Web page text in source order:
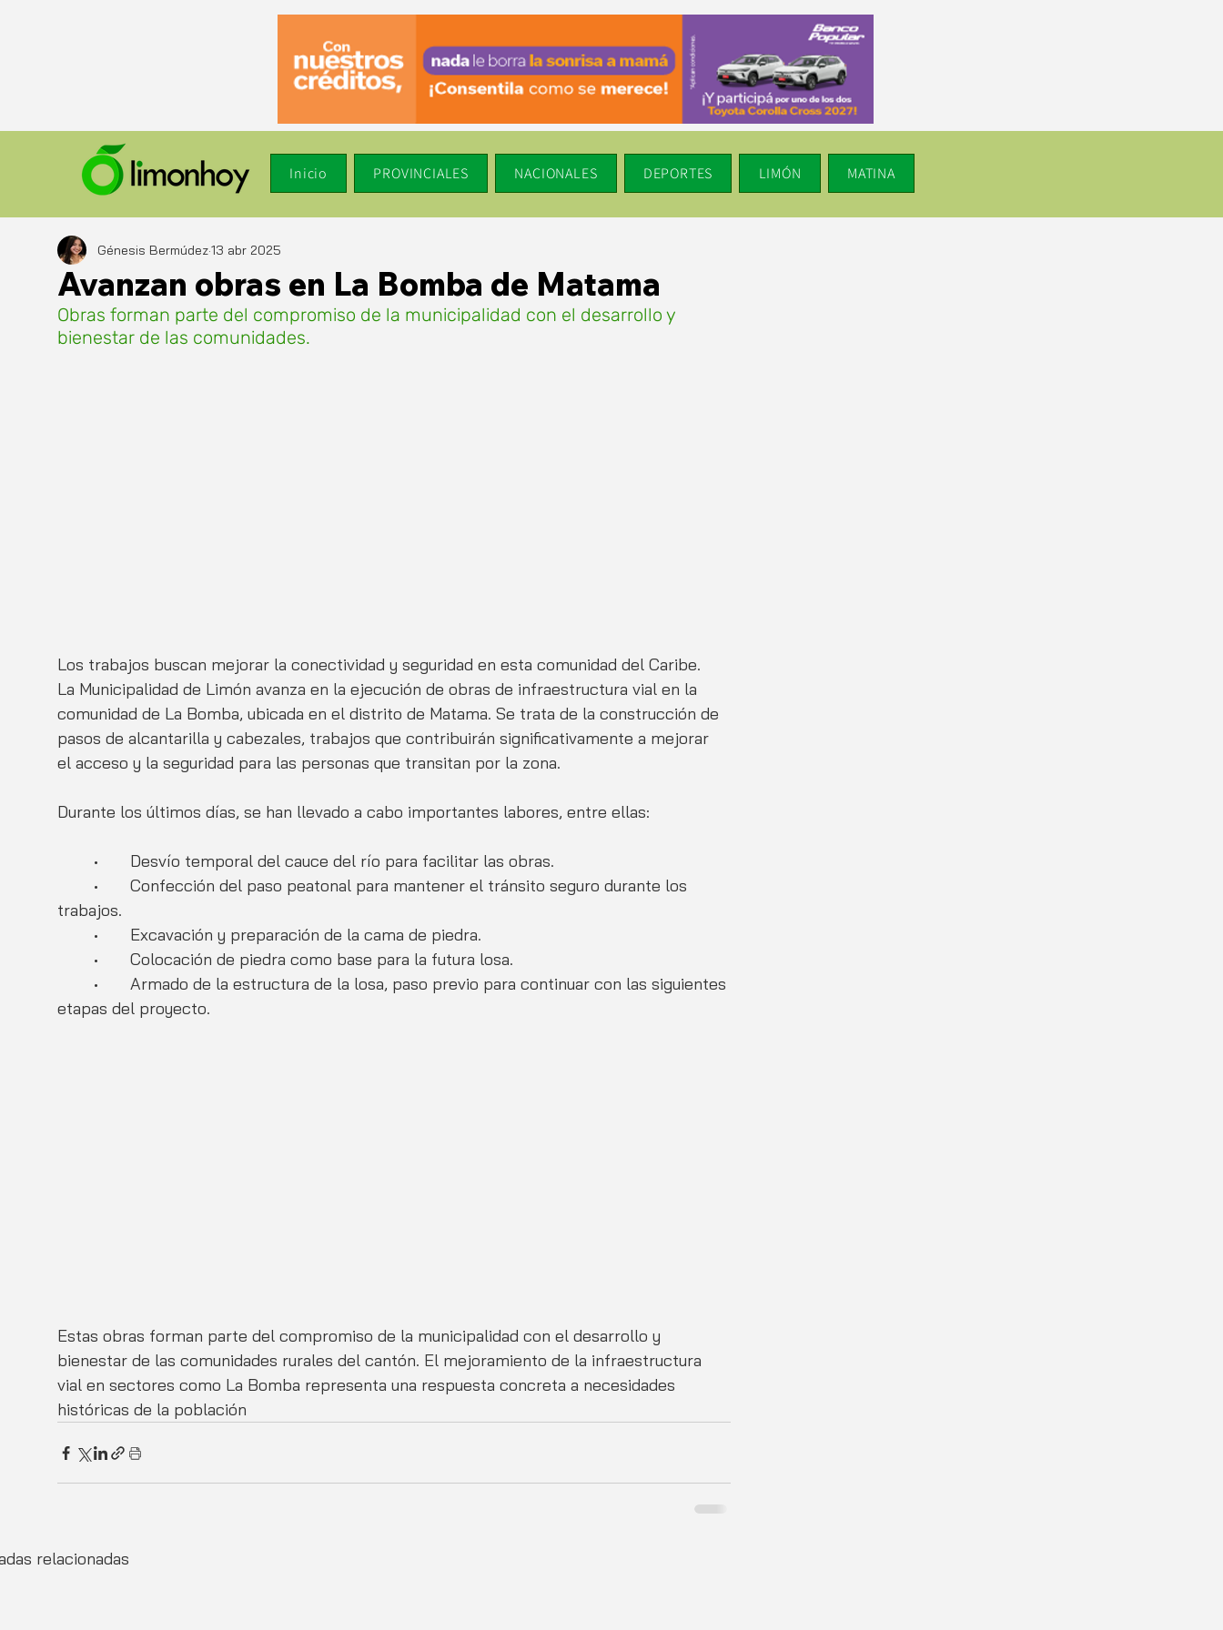
Inicio PROVINCIALES NACIONALES DEPORTES LIMÓN MATINA
Avanzan obras en La Bomba de Matama
Génesis Bermúdez13 abr 2025
Obras forman parte del compromiso de la municipalidad con el desarrollo y
bienestar de las comunidades.
Los trabajos buscan mejorar la conectividad y seguridad en esta comunidad del Caribe.
La Municipalidad de Limón avanza en la ejecución de obras de infraestructura vial en la
comunidad de La Bomba, ubicada en el distrito de Matama. Se trata de la construcción de
pasos de alcantarilla y cabezales, trabajos que contribuirán significativamente a mejorar
el acceso y la seguridad para las personas que transitan por la zona.
Durante los últimos días, se han llevado a cabo importantes labores, entre ellas:
	•	Desvío temporal del cauce del río para facilitar las obras.
trabajos.
	•	Excavación y preparación de la cama de piedra.
	•	Colocación de piedra como base para la futura losa.
etapas del proyecto.
Estas obras forman parte del compromiso de la municipalidad con el desarrollo y
bienestar de las comunidades rurales del cantón. El mejoramiento de la infraestructura
vial en sectores como La Bomba representa una respuesta concreta a necesidades
históricas de la población
relacionadas